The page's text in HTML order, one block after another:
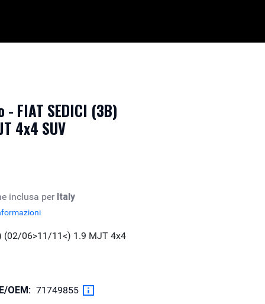
FIAT SEDICI (3B)
4x4 SUV
inclusa per Italy
(02/06>11/11<) 1.9 MJT 4x4
OEM: 71749855